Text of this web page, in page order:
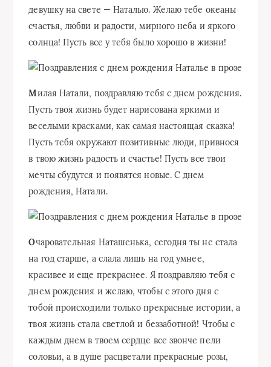
девушку на свете — Наталью. Желаю тебе океаны
счастья, любви и радости, мирного неба и яркого
солнца! Пусть все у тебя было хорошо в жизни!
Милая Натали, поздравляю тебя с днем рождения.
Пусть твоя жизнь будет нарисована яркими и
веселыми красками, как самая настоящая сказка!
Пусть тебя окружают позитивные люди, привнося
в твою жизнь радость и счастье! Пусть все твои
мечты сбудутся и появятся новые. С днем
рождения, Натали.
Очаровательная Наташенька, сегодня ты не стала
на год старше, а слала лишь на год умнее,
красивее и еще прекраснее. Я поздравляю тебя с
днем рождения и желаю, чтобы с этого дня с
тобой происходили только прекрасные истории, а
твоя жизнь стала светлой и беззаботной! Чтобы с
каждым днем в твоем сердце все звонче пели
соловьи, а в душе расцветали прекрасные розы,